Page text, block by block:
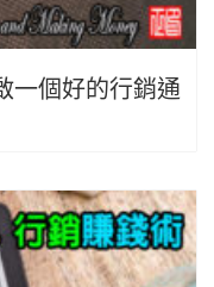
一個好的行銷通